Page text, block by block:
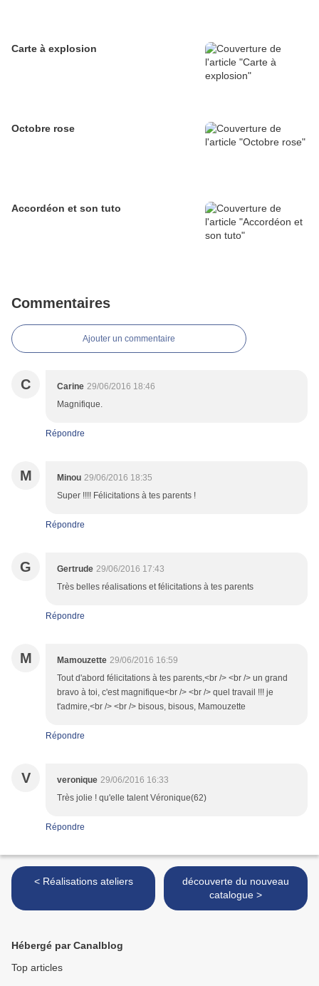
Carte à explosion
Octobre rose
Accordéon et son tuto
Commentaires
Ajouter un commentaire
C Carine 29/06/2016 18:46
Magnifique.
Répondre
M Minou 29/06/2016 18:35
Super !!!! Félicitations à tes parents !
Répondre
G Gertrude 29/06/2016 17:43
Très belles réalisations et félicitations à tes parents
Répondre
M Mamouzette 29/06/2016 16:59
Tout d'abord félicitations à tes parents,<br /> <br /> un grand
bravo à toi, c'est magnifique<br /> <br /> quel travail !!! je
t'admire,<br /> <br /> bisous, bisous, Mamouzette
Répondre
V veronique 29/06/2016 16:33
Très jolie ! qu'elle talent Véronique(62)
Répondre
< Réalisations ateliers
découverte du nouveau
catalogue >
Hébergé par Canalblog
Top articles